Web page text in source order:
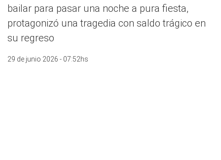
bailar para pasar una noche a pura fiesta,
protagonizó una tragedia con saldo trágico en
su regreso
29 de junio 2026 - 07:52hs